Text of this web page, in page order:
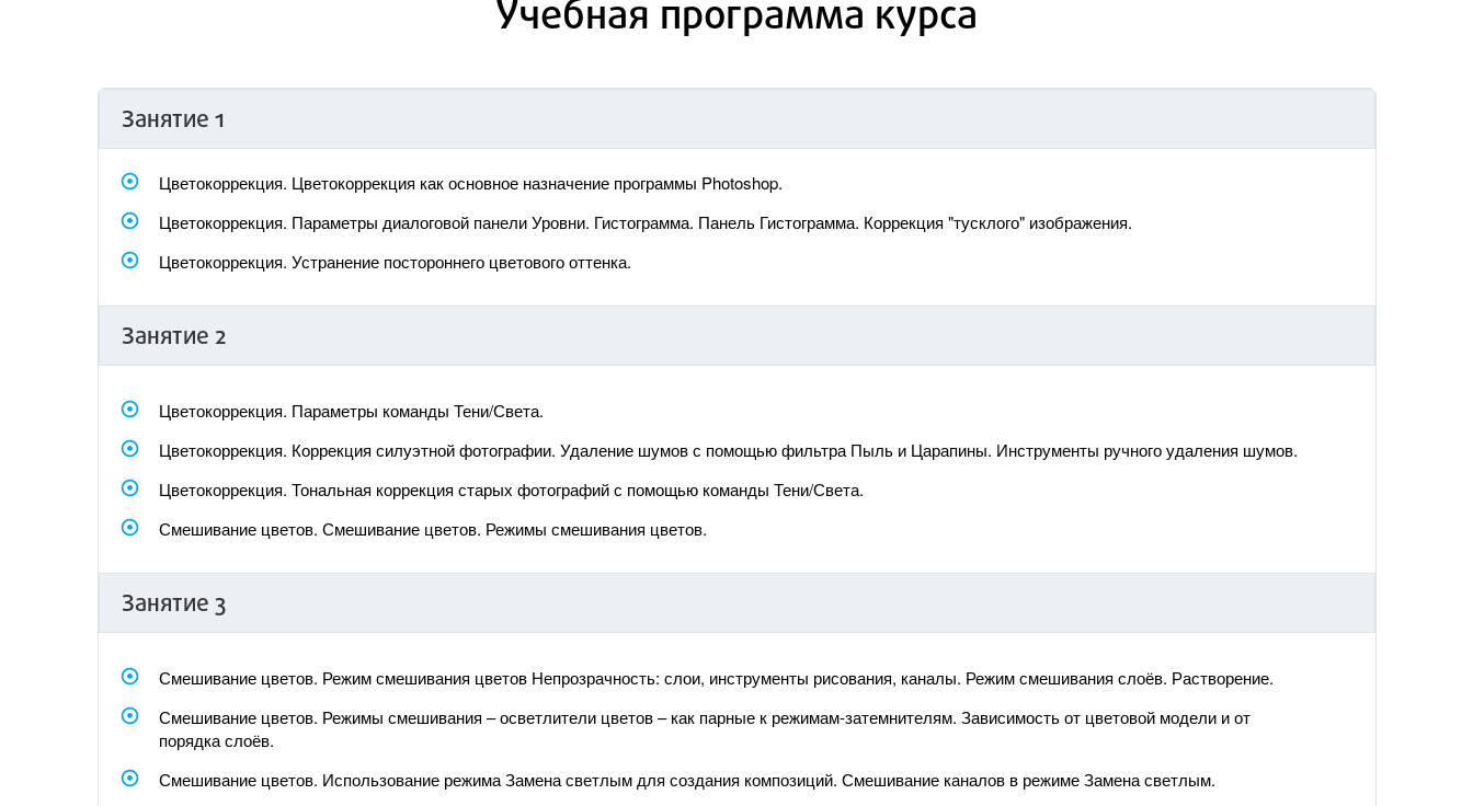
Учебная программа курса
Занятие 1
Цветокоррекция. Цветокоррекция как основное назначение программы Photoshop.
Цветокоррекция. Параметры диалоговой панели Уровни. Гистограмма. Панель Гистограмма. Коррекция "тусклого" изображения.
Цветокоррекция. Устранение постороннего цветового оттенка.
Занятие 2
Цветокоррекция. Параметры команды Тени/Света.
Цветокоррекция. Коррекция силуэтной фотографии. Удаление шумов с помощью фильтра Пыль и Царапины. Инструменты ручного удаления шумов.
Цветокоррекция. Тональная коррекция старых фотографий с помощью команды Тени/Света.
Смешивание цветов. Смешивание цветов. Режимы смешивания цветов.
Занятие 3
Смешивание цветов. Режим смешивания цветов Непрозрачность: слои, инструменты рисования, каналы. Режим смешивания слоёв. Растворение.
Смешивание цветов. Режимы смешивания – осветлители цветов – как парные к режимам-затемнителям. Зависимость от цветовой модели и от
порядка слоёв.
Смешивание цветов. Использование режима Замена светлым для создания композиций. Смешивание каналов в режиме Замена светлым.